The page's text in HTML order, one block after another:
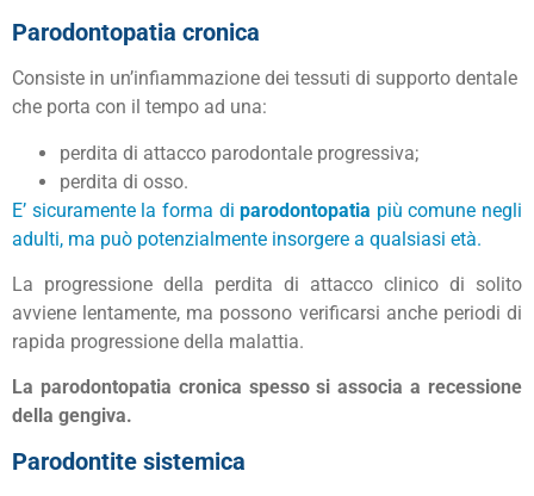
Parodontopatia cronica
Consiste in un’infiammazione dei tessuti di supporto dentale
che porta con il tempo ad una:
perdita di attacco parodontale progressiva;
perdita di osso.
E’ sicuramente la forma diparodontopatia più comune negli
adulti, ma può potenzialmente insorgere a qualsiasi età.
La progressione della perdita di attacco clinico di solito
avviene lentamente, ma possono verificarsi anche periodi di
rapida progressione della malattia.
La parodontopatia cronica spesso si associa a recessione
della gengiva.
Parodontite sistemica